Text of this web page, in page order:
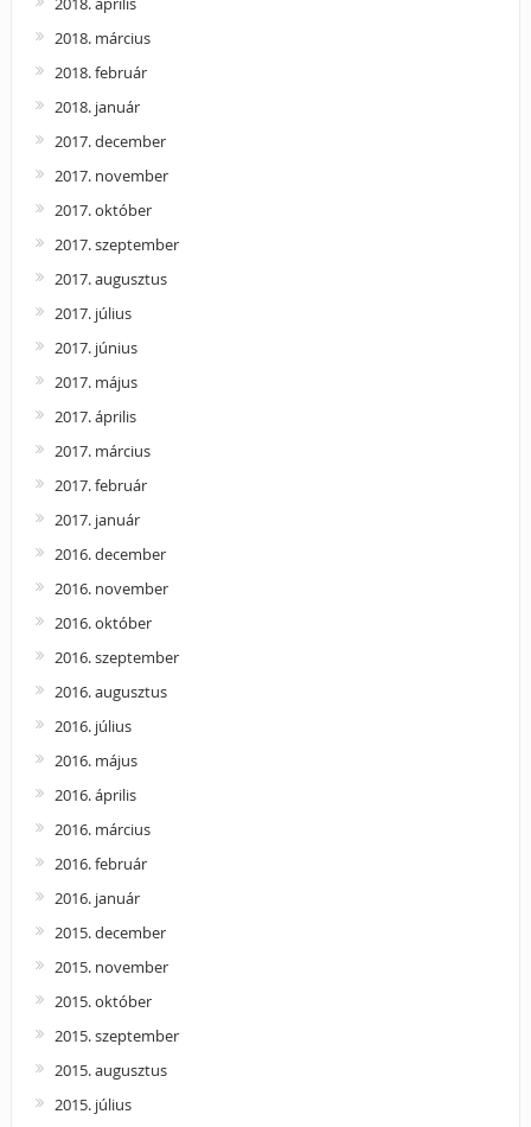
2018. március
2018. február
2018. január
2017. december
2017. november
2017. október
2017. szeptember
2017. augusztus
2017. július
2017. június
2017. május
2017. április
2017. március
2017. február
2017. január
2016. december
2016. november
2016. október
2016. szeptember
2016. augusztus
2016. július
2016. május
2016. április
2016. március
2016. február
2016. január
2015. december
2015. november
2015. október
2015. szeptember
2015. augusztus
2015. július